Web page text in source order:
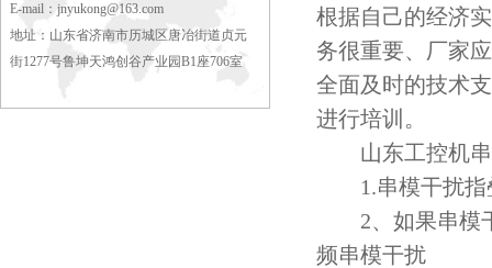
E-mail： jnyukong@163.com
地址：山东省济南市历城区唐冶街道贞元
街1277号鲁坤天鸿创谷产业园B1座706室
根据自己的经济
务很重要、厂家
全面及时的技术
进行培训。
山东工控机串
1.串模干扰指
2、如果串模干
频串模干扰